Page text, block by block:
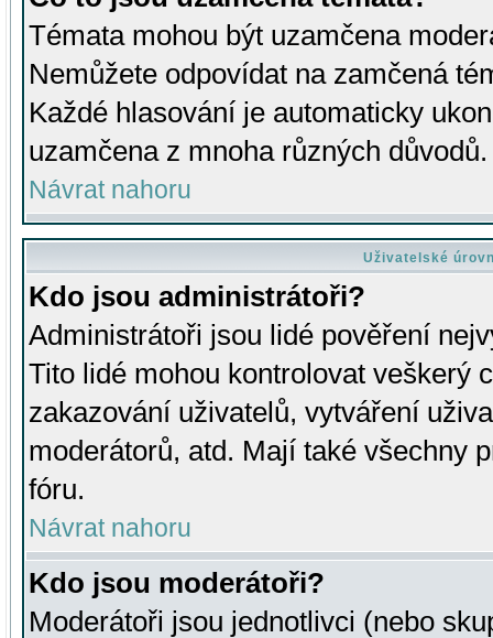
Témata mohou být uzamčena
Nemůžete odpovídat na zamčená
Každé hlasování je automaticky
uzamčena z mnoha různých důvodů.
Návrat nahoru
Uživatelské
Kdo jsou administrátoři?
Administrátoři jsou lidé pověření
Tito lidé mohou kontrolovat veškerý
zakazování uživatelů, vytváření
moderátorů, atd. Mají také všechny
fóru.
Návrat nahoru
Kdo jsou moderátoři?
Moderátoři jsou jednotlivci (nebo